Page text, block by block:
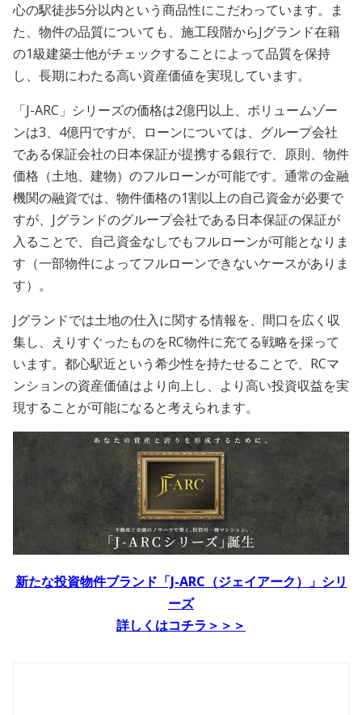
心の駅徒歩5分以内という商品性にこだわっています。ま
た、物件の品質についても、施工段階からJグランド在籍
の1級建築士他がチェックすることによって品質を保持
し、長期にわたる高い資産価値を実現しています。
「J-ARC」シリーズの価格は2億円以上、ボリュームゾー
ンは3、4億円ですが、ローンについては、グループ会社
である保証会社の日本保証が提携する銀行で、原則、物件
価格（土地、建物）のフルローンが可能です。通常の金融
機関の融資では、物件価格の1割以上の自己資金が必要で
すが、Jグランドのグループ会社である日本保証の保証が
入ることで、自己資金なしでもフルローンが可能となりま
す（一部物件によってフルローンできないケースがありま
す）。
Jグランドでは土地の仕入に関する情報を、間口を広く収
集し、えりすぐったものをRC物件に充てる戦略を採って
います。都心駅近という希少性を持たせることで、RCマ
ンションの資産価値はより向上し、より高い投資収益を実
現することが可能になると考えられます。
新たな投資物件ブランド「J-ARC（ジェイアーク）」シリ
ーズ
詳しくはコチラ＞＞＞